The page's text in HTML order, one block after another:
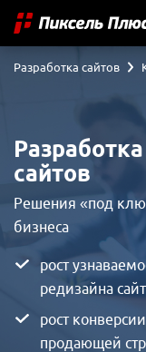
сайтов
Решения «под
бизнеса
рост
редизайна
рост
продающей
Разработка сайтов